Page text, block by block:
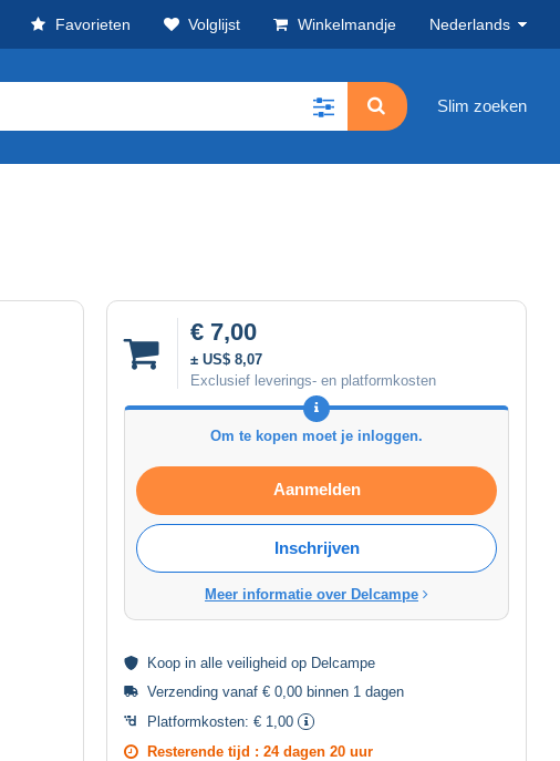
Favorieten Volglijst Winkelmandje Nederlands
Slim zoeken
€ 7,00
± US$ 8,07
Exclusief leverings- en platformkosten
Om te kopen moet je inloggen.
Aanmelden
Inschrijven
Meer informatie over Delcampe
Koop in alle veiligheid op Delcampe
Verzending vanaf € 0,00 binnen 1 dagen
Platformkosten: € 1,00
Resterende tijd : 24 dagen 20 uur